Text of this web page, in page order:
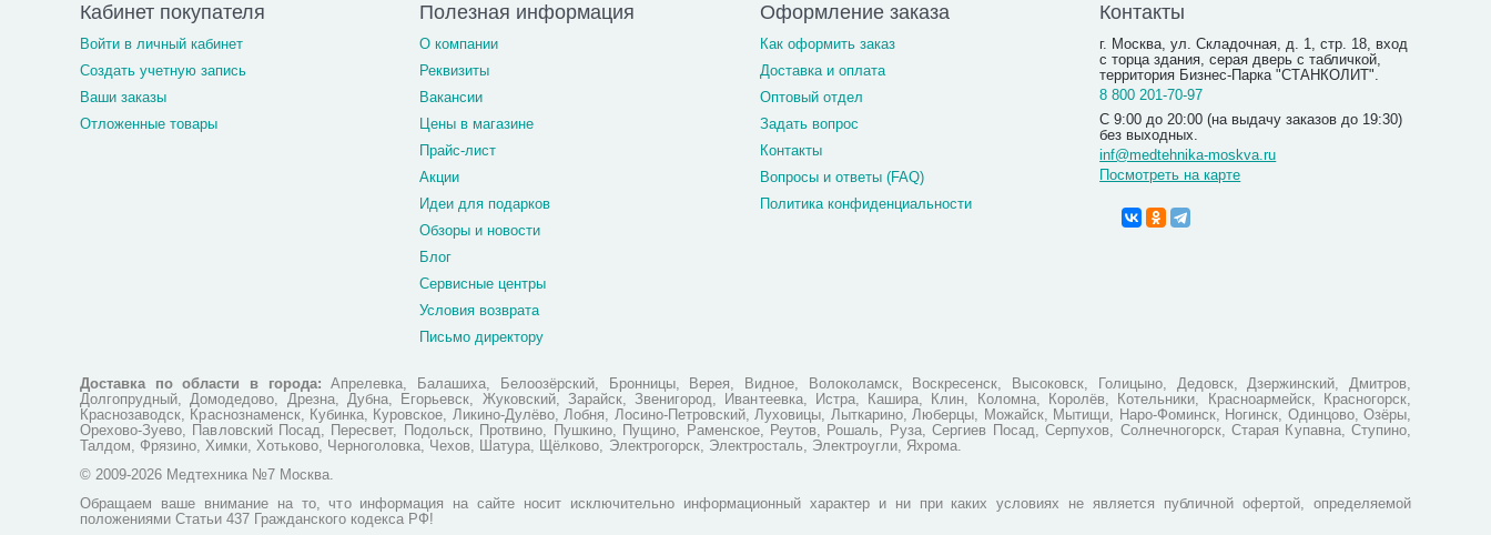
Кабинет покупателя
Войти в личный кабинет
Создать учетную запись
Ваши заказы
Отложенные товары
Полезная информация
О компании
Реквизиты
Вакансии
Цены в магазине
Прайс-лист
Акции
Идеи для подарков
Обзоры и новости
Блог
Сервисные центры
Условия возврата
Письмо директору
Оформление заказа
Как оформить заказ
Доставка и оплата
Оптовый отдел
Задать вопрос
Контакты
Вопросы и ответы (FAQ)
Политика конфиденциальности
Контакты
г. Москва, ул. Складочная, д. 1, стр. 18, вход
с торца здания, серая дверь с табличкой,
территория Бизнес-Парка "СТАНКОЛИТ".
8 800 201-70-97
С 9:00 до 20:00 (на выдачу заказов до 19:30)
без выходных.
inf@medtehnika-moskva.ru
Посмотреть на карте
Доставка по области в города: Апрелевка, Балашиха, Белоозёрский, Бронницы, Верея, Видное, Волоколамск, Воскресенск, Высоковск, Голицыно, Дедовск, Дзержинский, Дмитров,
Долгопрудный, Домодедово, Дрезна, Дубна, Егорьевск, Жуковский, Зарайск, Звенигород, Ивантеевка, Истра, Кашира, Клин, Коломна, Королёв, Котельники, Красноармейск, Красногорск,
Краснозаводск, Краснознаменск, Кубинка, Куровское, Ликино-Дулёво, Лобня, Лосино-Петровский, Луховицы, Лыткарино, Люберцы, Можайск, Мытищи, Наро-Фоминск, Ногинск, Одинцово, Озёры,
Орехово-Зуево, Павловский Посад, Пересвет, Подольск, Протвино, Пушкино, Пущино, Раменское, Реутов, Рошаль, Руза, Сергиев Посад, Серпухов, Солнечногорск, Старая Купавна, Ступино,
Талдом, Фрязино, Химки, Хотьково, Черноголовка, Чехов, Шатура, Щёлково, Электрогорск, Электросталь, Электроугли, Яхрома.
© 2009-2026 Медтехника №7 Москва.
Обращаем ваше внимание на то, что информация на сайте носит исключительно информационный характер и ни при каких условиях не является публичной офертой, определяемой
положениями Статьи 437 Гражданского кодекса РФ!